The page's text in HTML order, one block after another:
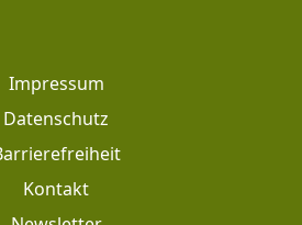
Impressum
Datenschutz
Kontakt